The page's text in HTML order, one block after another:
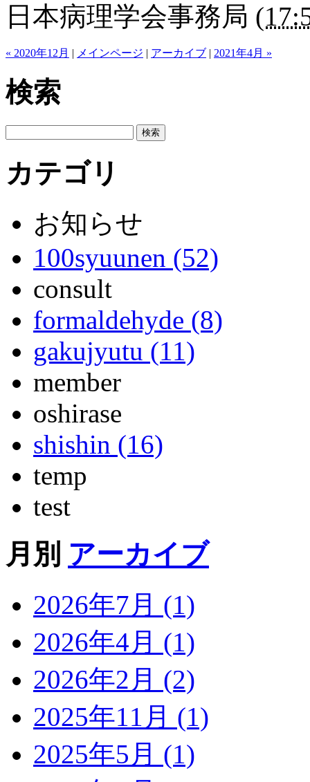
日本病理学会事務局 (
« 2020年12月 | メインページ | アーカイブ | 2021年4月 »
検索
カテゴリ
お知らせ
100syuunen (52)
consult
formaldehyde (8)
gakujyutu (11)
member
oshirase
shishin (16)
temp
test
月別 アーカイブ
2026年7月 (1)
2026年4月 (1)
2026年2月 (2)
2025年11月 (1)
2025年5月 (1)